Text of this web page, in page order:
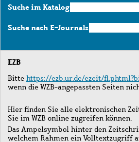
Suche im KatalogSuche
im
Katalog
Suche nach E-JournalsSuche
nach
Journals
EZB
Bitte https://ezb.ur.de/ezeit/
wenn die WZB-angepassten Seiten
Hier finden Sie alle elektronischen
Sie im WZB online zugreifen können.
Das Ampelsymbol hinter den
welchem Rahmen ein Volltextzugriff